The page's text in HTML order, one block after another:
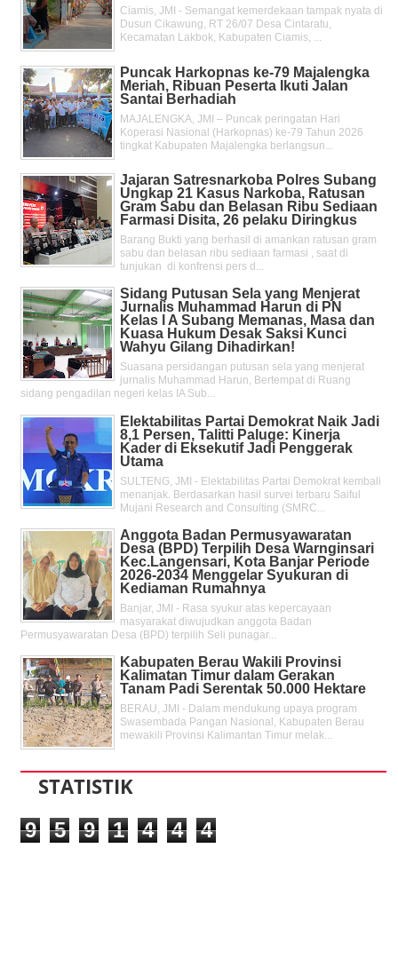
Ciamis, JMI - Semangat kemerdekaan tampak nyata di
Dusun Cikawung, RT 26/07 Desa Cintaratu,
Kecamatan Lakbok, Kabupaten Ciamis, ...
Puncak Harkopnas ke-79 Majalengka
Meriah, Ribuan Peserta Ikuti Jalan
Santai Berhadiah
MAJALENGKA, JMI – Puncak peringatan Hari
Koperasi Nasional (Harkopnas) ke-79 Tahun 2026
tingkat Kabupaten Majalengka berlangsun...
Jajaran Satresnarkoba Polres Subang
Ungkap 21 Kasus Narkoba, Ratusan
Gram Sabu dan Belasan Ribu Sediaan
Farmasi Disita, 26 pelaku Diringkus
Barang Bukti yang berhasil di amankan ratusan gram
sabu dan belasan ribu sediaan farmasi , saat di
tunjukan di konfrensi pers d...
Sidang Putusan Sela yang Menjerat
Jurnalis Muhammad Harun di PN
Kelas l A Subang Memanas, Masa dan
Kuasa Hukum Desak Saksi Kunci
Wahyu Gilang Dihadirkan!
Suasana persidangan putusan sela yang menjerat
jurnalis Muhammad Harun, Bertempat di Ruang
sidang pengadilan negeri kelas IA Sub...
Elektabilitas Partai Demokrat Naik Jadi
8,1 Persen, Talitti Paluge: Kinerja
Kader di Eksekutif Jadi Penggerak
Utama
SULTENG, JMI - Elektabilitas Partai Demokrat kembali
menanjak. Berdasarkan hasil survei terbaru Saiful
Mujani Research and Consulting (SMRC...
Anggota Badan Permusyawaratan
Desa (BPD) Terpilih Desa Warnginsari
Kec.Langensari, Kota Banjar Periode
2026-2034 Menggelar Syukuran di
Kediaman Rumahnya
Banjar, JMI - Rasa syukur atas kepercayaan
masyarakat diwujudkan anggota Badan
Permusyawaratan Desa (BPD) terpilih Seli punagar...
Kabupaten Berau Wakili Provinsi
Kalimatan Timur dalam Gerakan
Tanam Padi Serentak 50.000 Hektare
BERAU, JMI - Dalam mendukung upaya program
Swasembada Pangan Nasional, Kabupaten Berau
mewakili Provinsi Kalimantan Timur melak...
STATISTIK
9 5 9 1 4 4 4